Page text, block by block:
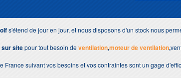
s'étend de jour en jour, et nous disposons d'un stock nous
sur sitepour tout besoin deventilation,moteur de ventilation,
France suivant vos besoins et vos contraintes sont un gage